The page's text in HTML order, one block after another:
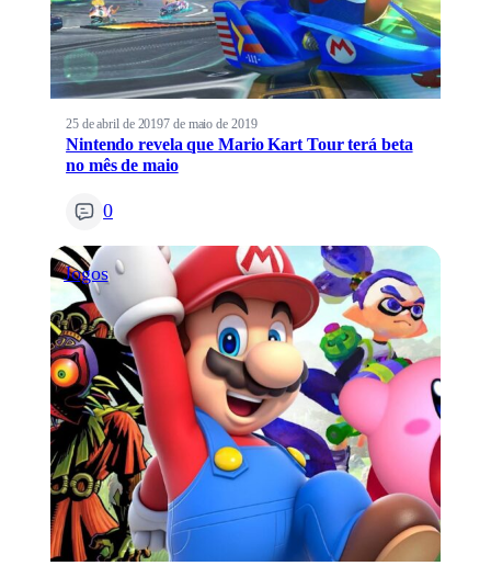
25 de abril de 20197 de maio de 2019
Nintendo revela que Mario Kart Tour terá beta
no mês de maio
0
Jogos